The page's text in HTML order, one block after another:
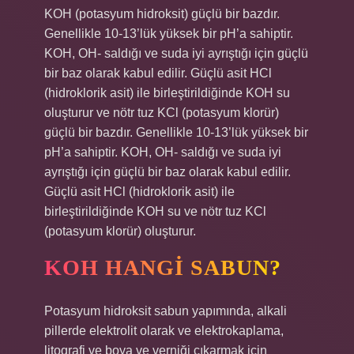
KOH (potasyum hidroksit) güçlü bir bazdır.
Genellikle 10-13’lük yüksek bir pH’a sahiptir.
KOH, OH- saldığı ve suda iyi ayrıştığı için güçlü
bir baz olarak kabul edilir. Güçlü asit HCl
(hidroklorik asit) ile birleştirildiğinde KOH su
oluşturur ve nötr tuz KCl (potasyum klorür)
güçlü bir bazdır. Genellikle 10-13’lük yüksek bir
pH’a sahiptir. KOH, OH- saldığı ve suda iyi
ayrıştığı için güçlü bir baz olarak kabul edilir.
Güçlü asit HCl (hidroklorik asit) ile
birleştirildiğinde KOH su ve nötr tuz KCl
(potasyum klorür) oluşturur.
KOH HANGI SABUN?
Potasyum hidroksit sabun yapımında, alkali
pillerde elektrolit olarak ve elektrokaplama,
litografi ve boya ve verniği çıkarmak için